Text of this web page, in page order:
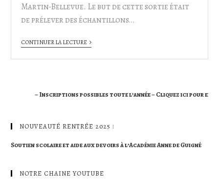
Martin-Bellevue. Le but de cette sortie était
de prélever des échantillons…
CONTINUER LA LECTURE
– Inscriptions possibles toute l’année – Cliquez ici pour en
NOUVEAUTÉ RENTRÉE 2025 !
Soutien scolaire et aide aux devoirs à l’Académie Anne de Guigné
NOTRE CHAINE YOUTUBE